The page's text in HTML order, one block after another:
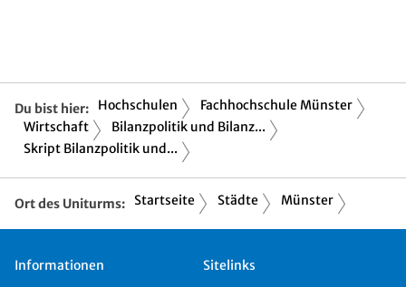
Du bist hier: Hochschulen
Fachhochschule Münster
Wirtschaft
Bilanzpolitik und Bilanz...
Skript Bilanzpolitik und...
Ort des Uniturms: Startseite Städte Münster
Informationen
Sitelinks